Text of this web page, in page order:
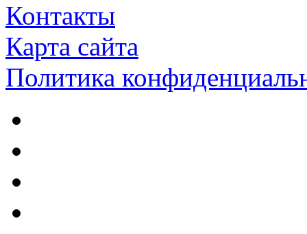
Контакты
Карта сайта
Политика